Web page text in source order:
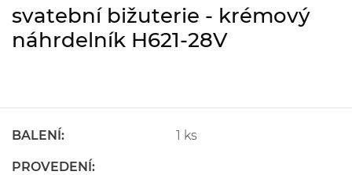
svatební bižuterie - krémový
náhrdelník H621-28V
BALENÍ: 1 ks
PROVEDENÍ: